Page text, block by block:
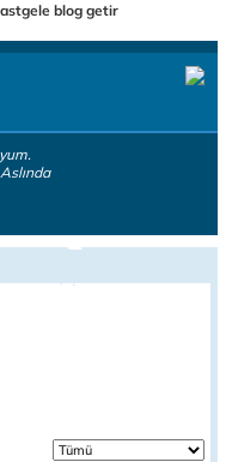
blog getir